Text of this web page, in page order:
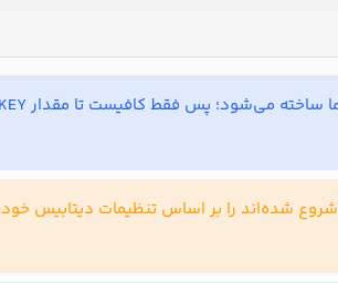
شروع شده‌اند را بر اساس تنظیمات دیتابیس خود،